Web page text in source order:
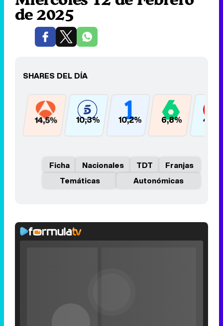
de 2025
SHARES DEL DÍA
14,5% 10,3% 10,2% 6,8%
Ficha Nacionales TDT
Franjas
Temáticas
Autonómicas